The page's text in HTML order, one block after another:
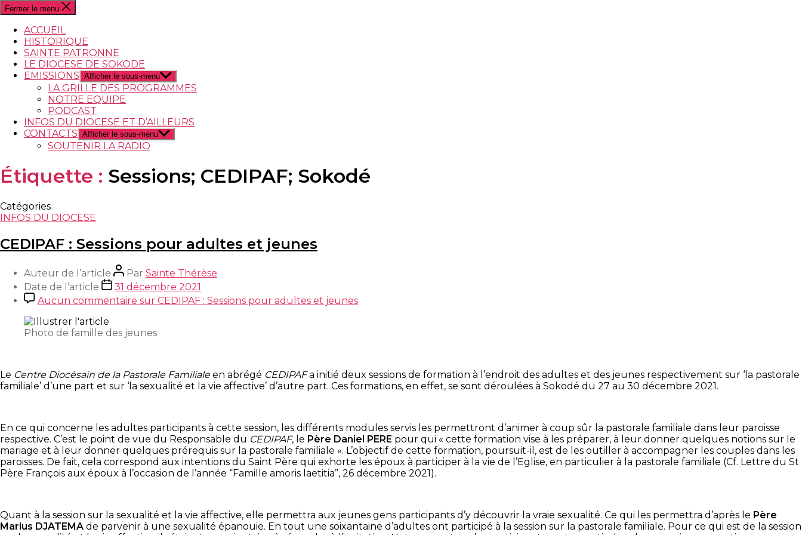
Fermer le menu
ACCUEIL
HISTORIQUE
SAINTE PATRONNE
LE DIOCESE DE SOKODE
EMISSIONS Afficher le sous-menu
LA GRILLE DES PROGRAMMES
NOTRE EQUIPE
PODCAST
INFOS DU DIOCESE ET D’AILLEURS
CONTACTS Afficher le sous-menu
SOUTENIR LA RADIO
Étiquette : Sessions; CEDIPAF; Sokodé
Catégories
INFOS DU DIOCESE
CEDIPAF : Sessions pour adultes et jeunes
Auteur de l’article Par Sainte Thérèse
Date de l’article
31 décembre 2021
Aucun commentaire sur CEDIPAF : Sessions pour adultes et jeunes
Photo de famille des jeunes
Le Centre Diocésain de la Pastorale Familialeen abrégé CEDIPAFa initié deux sessions de formation à l’endroit des adultes et des jeunes respectivement sur ‘la pastorale
familiale’ d’une part et sur ‘la sexualité et la vie affective’ d’autre part. Ces formations, en effet, se sont déroulées à Sokodé du 27 au 30 décembre 2021.
En ce qui concerne les adultes participants à cette session, les différents modules servis les permettront d’animer à coup sûr la pastorale familiale dans leur paroisse
respective. C’est le point de vue du Responsable du CEDIPAF, le Père Daniel PERE pour qui « cette formation vise à les préparer, à leur donner quelques notions sur le
mariage et à leur donner quelques prérequis sur la pastorale familiale ». L’objectif de cette formation, poursuit-il, est de les outiller à accompagner les couples dans les
paroisses. De fait, cela correspond aux intentions du Saint Père qui exhorte les époux à participer à la vie de l’Eglise, en particulier à la pastorale familiale (Cf. Lettre du St
Père François aux époux à l’occasion de l’année “Famille amoris laetitia”, 26 décembre 2021).
Quant à la session sur la sexualité et la vie affective, elle permettra aux jeunes gens participants d’y découvrir la vraie sexualité. Ce qui les permettra d’après le Père
Marius DJATEMA de parvenir à une sexualité épanouie. En tout une soixantaine d’adultes ont participé à la session sur la pastorale familiale. Pour ce qui est de la session